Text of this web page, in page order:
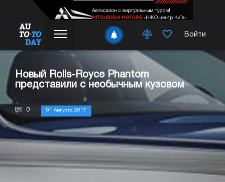
Войти
Новый Rolls-Royce Phantom
представили с необычным кузовом
0 01 Августа 2017